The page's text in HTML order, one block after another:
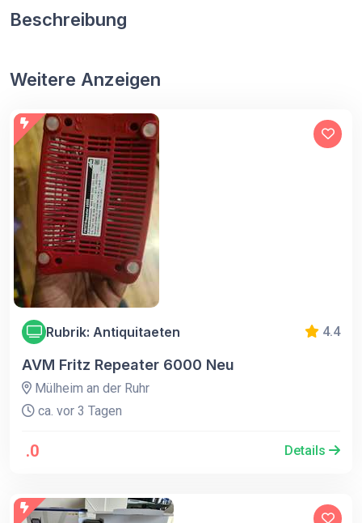
Beschreibung
Weitere Anzeigen
Rubrik: Antiquitaeten 4.4
AVM Fritz Repeater 6000 Neu
Mülheim an der Ruhr
ca. vor 3 Tagen
.0 Details